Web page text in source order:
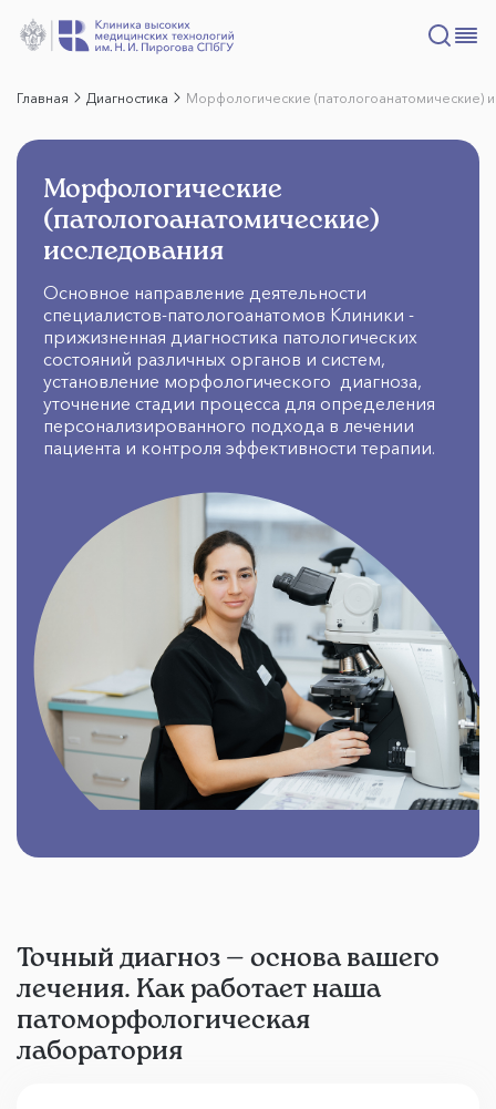
Главная Диагностика Морфологические (патологоанатомические)
Морфологические
(патологоанатомические)
исследования
Основное направление деятельности
специалистов-патологоанатомов Клиники -
прижизненная диагностика патологических
состояний различных органов и систем,
установление морфологического диагноза,
уточнение стадии процесса для определения
персонализированного подхода в лечении
пациента и контроля эффективности терапии.
Точный диагноз — основа вашего
лечения. Как работает наша
патоморфологическая
лаборатория